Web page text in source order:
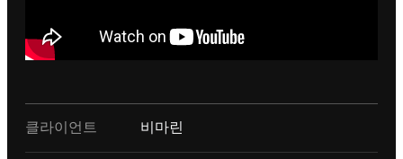
클라이언트 비마린